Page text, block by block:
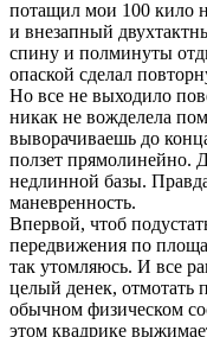
потащил мои 100 кило
и внезапный
спину и полминуты
опаской сделал
Но все не выходило
никак не вожделела
выворачиваешь до
ползет прямолинейно.
недлинной базы.
маневренность.
Впервой, чтоб
передвижения по
так утомляюсь. И все
целый денек, отмотать
обычном физическом
этом квадрике